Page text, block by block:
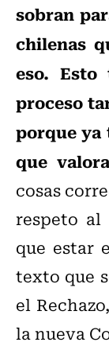
sobran
chilenas
eso.
proceso
porque ya
que
cosas
respeto al
que estar
texto que
el
la nueva